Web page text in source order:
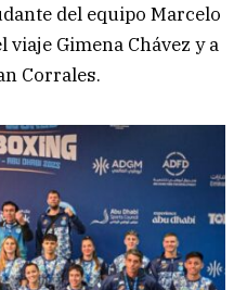
del equipo Marcelo
Gimena Chávez y a
Corrales.